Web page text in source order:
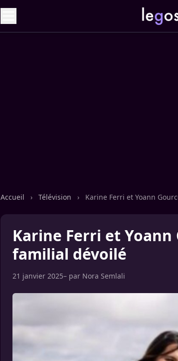
Accueil › Télévision › Karine Ferri et Yoann
Karine Ferri et
familial dévoilé
21 janvier 2025– par Nora Semlali